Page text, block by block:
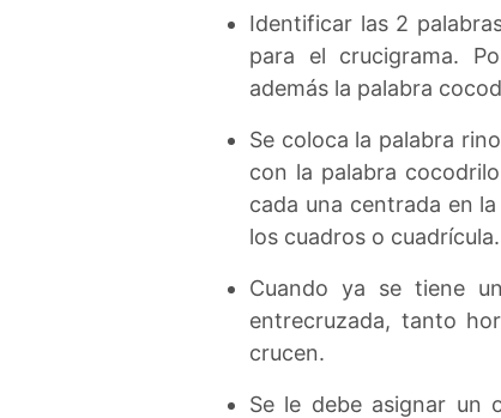
Identificar las 2
para el crucigrama.
además la palabra
Se coloca la palabra
con la palabra
cada una centrada en
los cuadros o cuadrícula.
Cuando ya se tiene
entrecruzada, tanto
crucen.
Se le debe asignar un